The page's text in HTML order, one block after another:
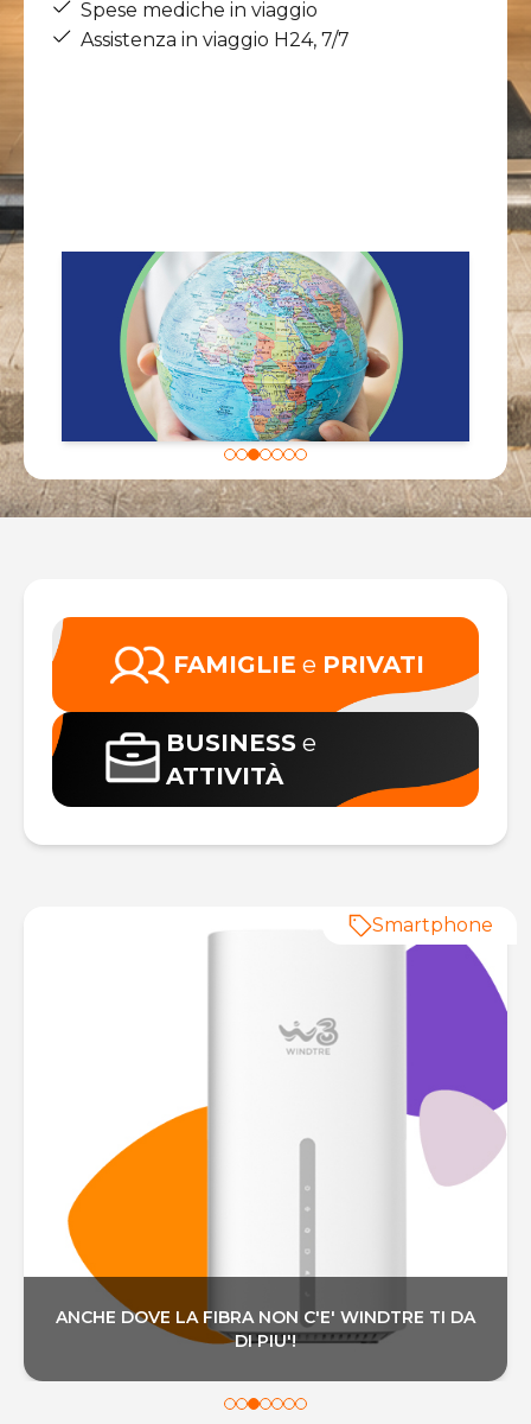
Spese mediche in viaggio
Assistenza in viaggio H24, 7/7
FAMIGLIE e PRIVATI
BUSINESS e
ATTIVITÀ
ANCHE DOVE LA FIBRA NON C'E' WINDTRE TI DA
DI PIU'!
Smartphone